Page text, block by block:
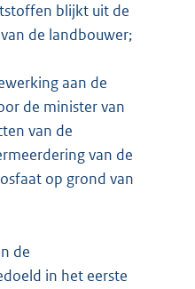
blijkt uit de
de landbouwer;
aan de
de minister van
van de
van de
op grond van
de
in het eerste